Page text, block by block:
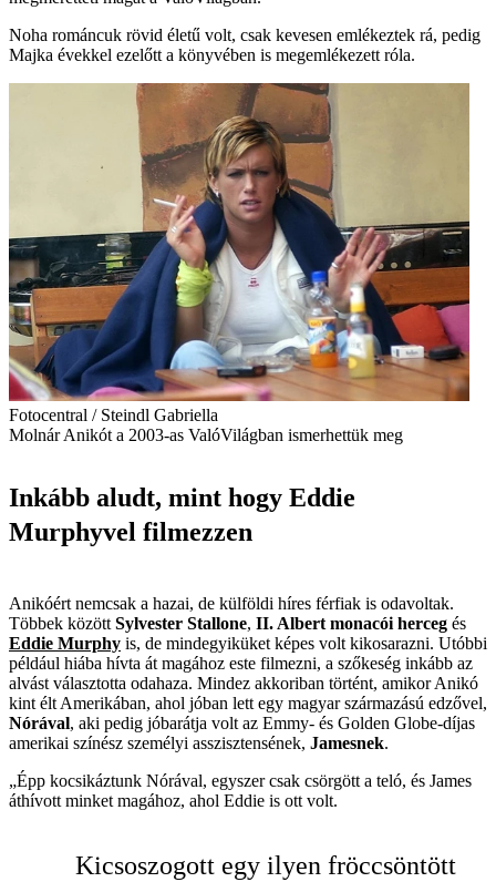
Noha románcuk rövid életű volt, csak kevesen emlékeztek rá, pedig
Majka évekkel ezelőtt a könyvében is megemlékezett róla.
Fotocentral / Steindl Gabriella
Molnár Anikót a 2003-as ValóVilágban ismerhettük meg
Inkább aludt, mint hogy Eddie
Murphyvel filmezzen
Anikóért nemcsak a hazai, de külföldi híres férfiak is odavoltak.
Többek között Sylvester Stallone, II. Albert monacói herceg és
Eddie Murphy is, de mindegyiküket képes volt kikosarazni. Utóbbi
például hiába hívta át magához este filmezni, a szőkeség inkább az
alvást választotta odahaza. Mindez akkoriban történt, amikor Anikó
kint élt Amerikában, ahol jóban lett egy magyar származású edzővel,
Nórával, aki pedig jóbarátja volt az Emmy- és Golden Globe-díjas
amerikai színész személyi asszisztensének, Jamesnek.
„Épp kocsikáztunk Nórával, egyszer csak csörgött a teló, és James
áthívott minket magához, ahol Eddie is ott volt.
Kicsoszogott egy ilyen fröccsöntött